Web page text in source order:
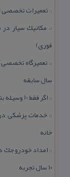
:: تعمیرات تخصصی
:: مكانیك سیار
فوری)
::
سال سابقه
:: اگر فقط 10 وسیله بتوانید بخرید، اولویت با كدام تجهیزات است؟
:: خدمات پزشكی
خانه
::
۱۰ سال تجربه